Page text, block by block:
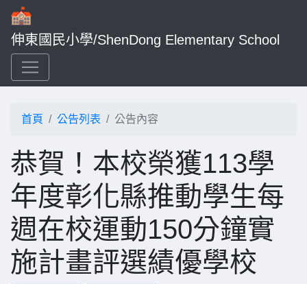
伸東國民小學/ShenDong Elementary School
首頁 公告列表 公告內容
恭賀！本校榮獲113學
年度彰化縣推動學生每
週在校運動150分鐘實
施計畫評選績優學校